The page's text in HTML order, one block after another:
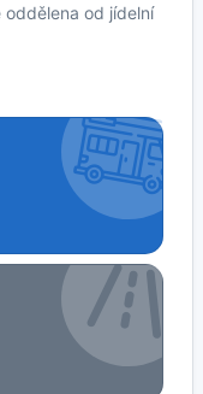
od jídelní